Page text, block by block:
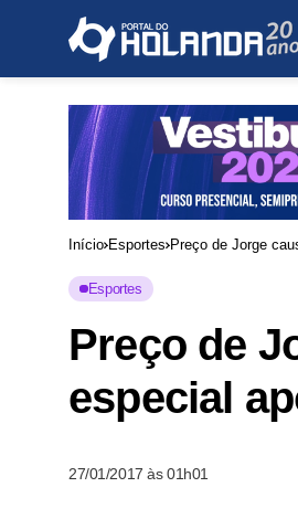
Início Esportes Preço de Jorge
Esportes
Preço de
especial
27/01/2017 às 01h01